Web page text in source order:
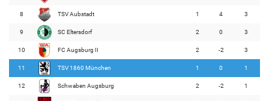
8 TSV Aubstadt 1 4 3
9 SC Eltersdorf 2 0 3
10 FC Augsburg II 2 -2 3
11 TSV 1860 München 1 0 1
12 Schwaben Augsburg 2 -2 1